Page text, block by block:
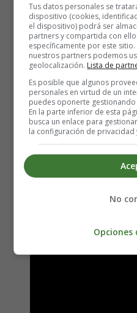
Dirección:Michael Mann
Reparto: Chris
Coster,William Mapother,
Nacionalidades: USA
Año: 2015
Fecha de estreno: 30-01-
Género:
Guión: Morgan Davis
Tus datos personales se
dispositivo (cookies,
el dispositivo) podrá ser
partners y compartida con
específicamente por este
nuestros partners podemos
geolocalización. Lista de
Es posible que algunos
personales en virtud de un
puedes oponerte
En la parte inferior de esta
busca un enlace para
la configuración de privacidad
No
Opciones